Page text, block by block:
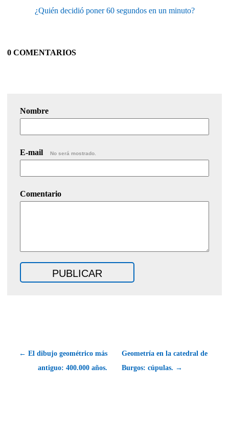
¿Quién decidió poner 60 segundos en un minuto?
0 COMENTARIOS
Nombre
E-mail No será mostrado.
Comentario
← El dibujo geométrico más
antiguo: 400.000 años.
Geometría en la catedral de
Burgos: cúpulas. →